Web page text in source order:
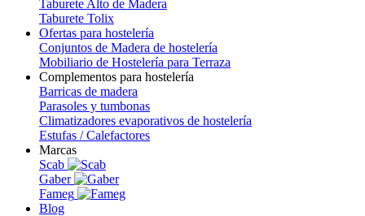
Taburete Alto de Madera
Taburete Tolix
Ofertas para hostelería
Conjuntos de Madera de hostelería
Mobiliario de Hostelería para Terraza
Complementos para hostelería
Barricas de madera
Parasoles y tumbonas
Climatizadores evaporativos de hostelería
Estufas / Calefactores
Marcas
Scab
Gaber
Fameg
Blog